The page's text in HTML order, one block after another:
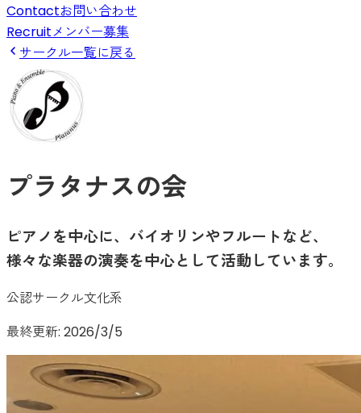
Contactお問い合わせ
Recruitメンバー募集
サークル一覧に戻る
プラタナスの会
ピアノを中心に、バイオリンやフルートなど、
様々な楽器の演奏を中心として活動しています。
公認サークル文化系
最終更新: 2026/3/5